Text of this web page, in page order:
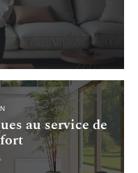
au service de